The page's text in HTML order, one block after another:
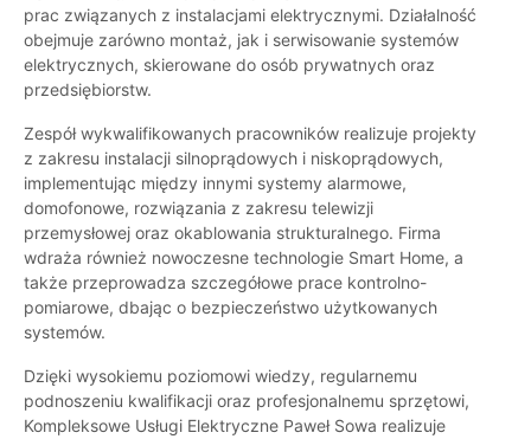
prac związanych z instalacjami elektrycznymi. Działalność
obejmuje zarówno montaż, jak i serwisowanie systemów
elektrycznych, skierowane do osób prywatnych oraz
przedsiębiorstw.
Zespół wykwalifikowanych pracowników realizuje projekty
z zakresu instalacji silnoprądowych i niskoprądowych,
implementując między innymi systemy alarmowe,
domofonowe, rozwiązania z zakresu telewizji
przemysłowej oraz okablowania strukturalnego. Firma
wdraża również nowoczesne technologie Smart Home, a
także przeprowadza szczegółowe prace kontrolno-
pomiarowe, dbając o bezpieczeństwo użytkowanych
systemów.
Dzięki wysokiemu poziomowi wiedzy, regularnemu
podnoszeniu kwalifikacji oraz profesjonalnemu sprzętowi,
Kompleksowe Usługi Elektryczne Paweł Sowa realizuje